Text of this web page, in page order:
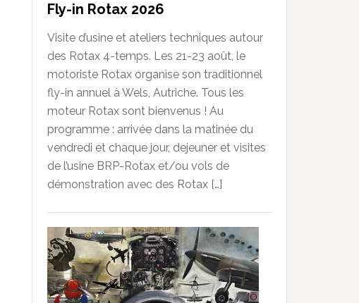
Fly-in Rotax 2026
Visite d’usine et ateliers techniques autour
des Rotax 4-temps. Les 21-23 août, le
motoriste Rotax organise son traditionnel
fly-in annuel à Wels, Autriche. Tous les
moteur Rotax sont bienvenus ! Au
programme : arrivée dans la matinée du
vendredi et chaque jour, dejeuner et visites
de l’usine BRP-Rotax et/ou vols de
démonstration avec des Rotax […]